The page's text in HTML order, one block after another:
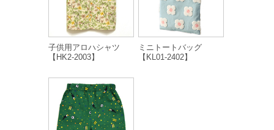
子供用アロハシャツ
【HK2-2003】
ミニトートバッグ
【KL01-2402】